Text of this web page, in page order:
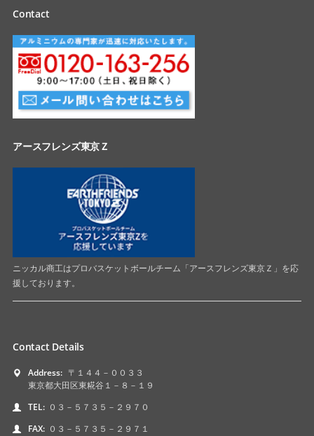
Contact
アースフレンズ東京Ｚ
ニッカル商工はプロバスケットボールチーム「アースフレンズ東京Ｚ」を応
援しております。
Contact Details
Address: 〒１４４－００３３
東京都大田区東糀谷１－８－１９
TEL: ０３－５７３５－２９７０
FAX: ０３－５７３５－２９７１